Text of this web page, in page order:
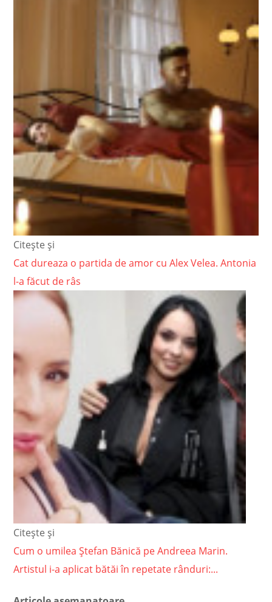
Citește și
Cat dureaza o partida de amor cu Alex Velea. Antonia
l-a făcut de râs
Citește și
Cum o umilea Ștefan Bănică pe Andreea Marin.
Artistul i-a aplicat bătăi în repetate rânduri:...